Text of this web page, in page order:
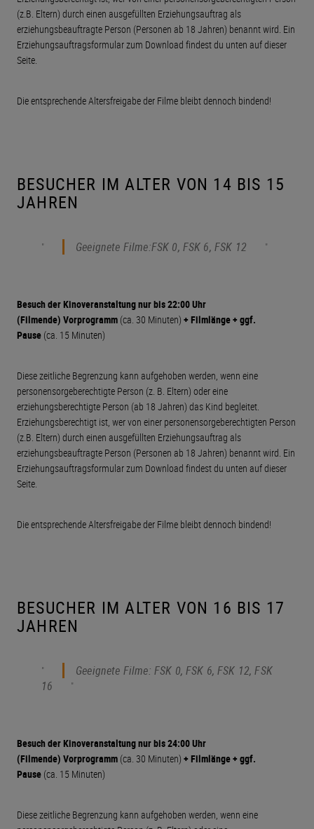
(z.B. Eltern) durch einen ausgefüllten Erziehungsauftrag als
erziehungsbeauftragte Person (Personen ab 18 Jahren) benannt wird. Ein
Erziehungsauftragsformular zum Download findest du unten auf dieser
Seite.
Die entsprechende Altersfreigabe der Filme bleibt dennoch bindend!
BESUCHER IM ALTER VON 14 BIS 15
JAHREN
Geeignete Filme:FSK 0, FSK 6, FSK 12
Besuch der Kinoveranstaltung nur bis 22:00 Uhr
(Filmende) Vorprogramm (ca. 30 Minuten) + Filmlänge + ggf.
Pause (ca. 15 Minuten)
Diese zeitliche Begrenzung kann aufgehoben werden, wenn eine
personensorgeberechtigte Person (z. B. Eltern) oder eine
erziehungsberechtigte Person (ab 18 Jahren) das Kind begleitet.
Erziehungsberechtigt ist, wer von einer personensorgeberechtigten Person
(z.B. Eltern) durch einen ausgefüllten Erziehungsauftrag als
erziehungsbeauftragte Person (Personen ab 18 Jahren) benannt wird. Ein
Erziehungsauftragsformular zum Download findest du unten auf dieser
Seite.
Die entsprechende Altersfreigabe der Filme bleibt dennoch bindend!
BESUCHER IM ALTER VON 16 BIS 17
JAHREN
Geeignete Filme: FSK 0, FSK 6, FSK 12, FSK
16
Besuch der Kinoveranstaltung nur bis 24:00 Uhr
(Filmende) Vorprogramm (ca. 30 Minuten) + Filmlänge + ggf.
Pause (ca. 15 Minuten)
Diese zeitliche Begrenzung kann aufgehoben werden, wenn eine